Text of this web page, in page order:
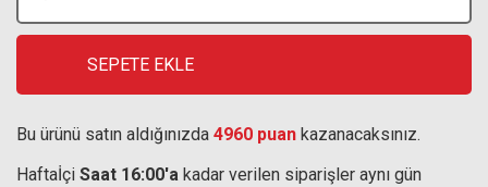
SEPETE EKLE
Bu ürünü satın aldığınızda 4960 puan kazanacaksınız.
Haftaİçi Saat 16:00'a kadar verilen siparişler aynı gün